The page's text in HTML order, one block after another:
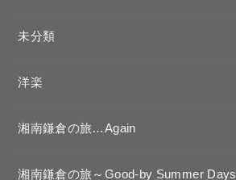
未分類
洋楽
湘南鎌倉の旅…Again
湘南鎌倉の旅～Good-by Summer Days